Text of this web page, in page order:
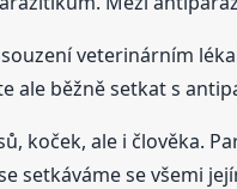
veterinárním
ale běžně setkat s
koček, ale i člověka.
setkáváme se všemi